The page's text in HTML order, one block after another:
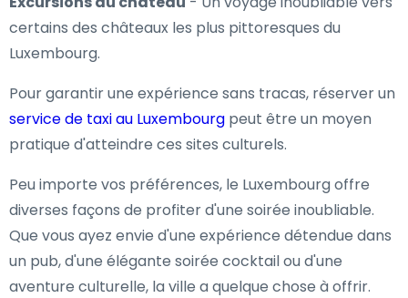
certains des châteaux les plus pittoresques du
Luxembourg.
Pour garantir une expérience sans tracas, réserver un
service de taxi au Luxembourg peut être un moyen
pratique d'atteindre ces sites culturels.
Peu importe vos préférences, le Luxembourg offre
diverses façons de profiter d'une soirée inoubliable.
Que vous ayez envie d'une expérience détendue dans
un pub, d'une élégante soirée cocktail ou d'une
aventure culturelle, la ville a quelque chose à offrir.